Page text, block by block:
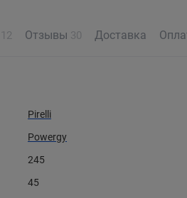
Отзывы 30 Доставка
Pirelli
Powergy
245
45